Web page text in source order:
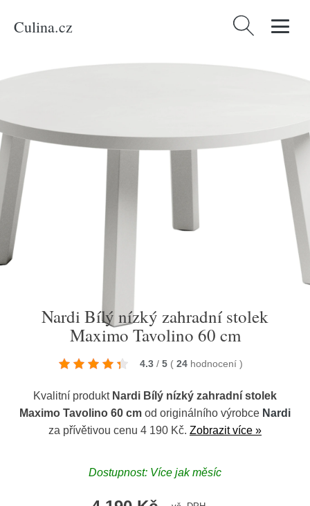
Culina.cz Vyhledávání
/Produkty/Bydlení a doplňky
Nardi Bílý nízký zahradní stolek
Nardi Bílý nízký zahradní stolek
Maximo Tavolino 60 cm
4.3 / 5 ( 24 hodnocení )
Kvalitní produkt Nardi Bílý nízký zahradní stolek
Maximo Tavolino 60 cm od originálního výrobce Nardi
za přívětivou cenu 4 190 Kč. Zobrazit více »
Dostupnost: Více jak měsíc